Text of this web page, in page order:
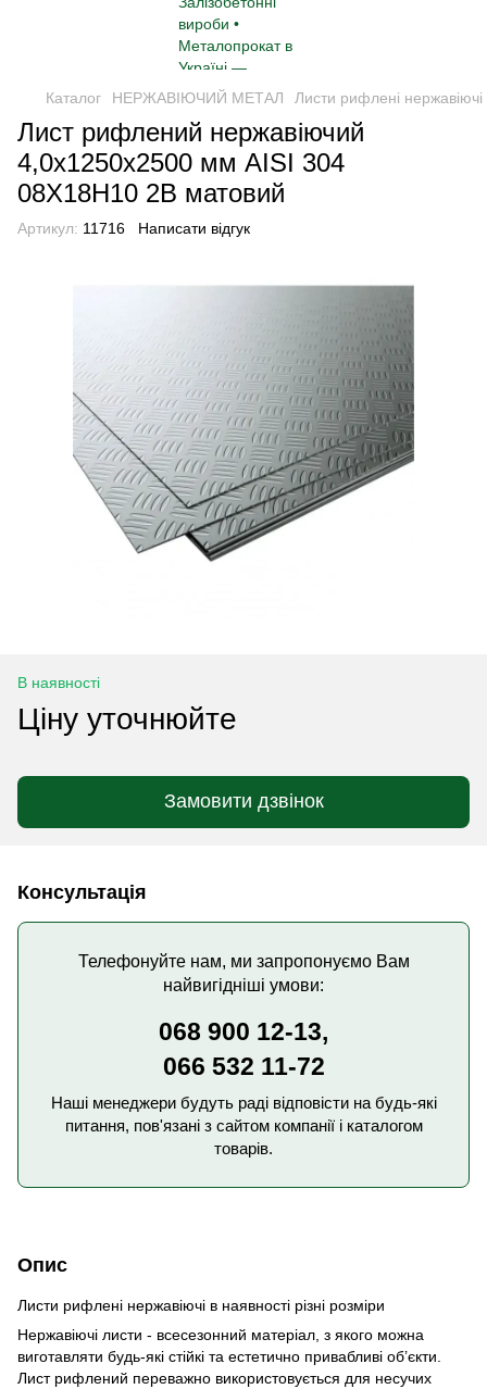
Каталог НЕРЖАВІЮЧИЙ МЕТАЛ Листи рифлені нержавіючі
Лист рифлений нержавіючий
4,0x1250x2500 мм AISI 304
08Х18Н10 2B матовий
Артикул: 11716 Написати відгук
В наявності
Ціну уточнюйте
Замовити дзвінок
Консультація
Телефонуйте нам, ми запропонуємо Вам
найвигідніші умови:
068 900 12-13,
066 532 11-72
Наші менеджери будуть раді відповісти на будь-які
питання, пов'язані з сайтом компанії і каталогом
товарів.
Опис
Листи рифлені нержавіючі в наявності різні розміри
Нержавіючі листи - всесезонний матеріал, з якого можна
виготавляти будь-які стійкі та естетично привабливі об’єкти.
Лист рифлений переважно використовується для несучих